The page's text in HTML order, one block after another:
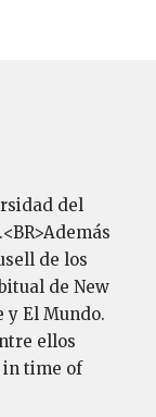
del
de los
de New
y El Mundo.
ellos
in time of